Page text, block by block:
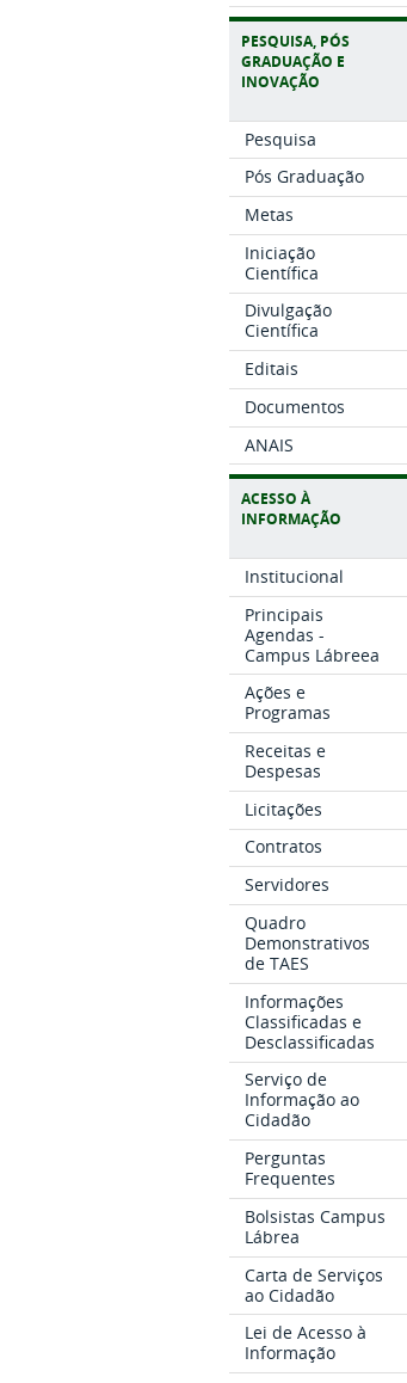
PESQUISA, PÓS
GRADUAÇÃO E
INOVAÇÃO
Pesquisa
Pós Graduação
Metas
Iniciação
Científica
Divulgação
Científica
Editais
Documentos
ANAIS
ACESSO À
INFORMAÇÃO
Institucional
Principais
Agendas -
Campus Lábreea
Ações e
Programas
Receitas e
Despesas
Licitações
Contratos
Servidores
Quadro
Demonstrativos
de TAES
Informações
Classificadas e
Desclassificadas
Serviço de
Informação ao
Cidadão
Perguntas
Frequentes
Bolsistas Campus
Lábrea
Carta de Serviços
ao Cidadão
Lei de Acesso à
Informação